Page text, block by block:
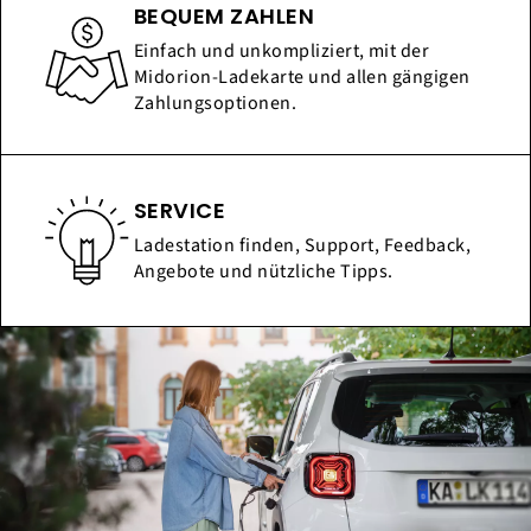
BEQUEM ZAHLEN
Einfach und unkompliziert, mit der
Midorion-Ladekarte und allen gängigen
Zahlungsoptionen.
SERVICE
Ladestation finden, Support, Feedback,
Angebote und nützliche Tipps.